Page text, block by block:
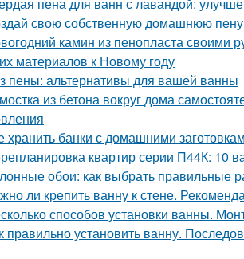
свою собственную домашнюю пену
камин из пенопласта своими
материалов к Новому году
пены: альтернативы для вашей ванны
из бетона вокруг дома
хранить банки с домашними
квартир серии П44К: 10
обои: как выбрать правильные
ли крепить ванну к стене.
способов установки ванны.
правильно установить ванну.